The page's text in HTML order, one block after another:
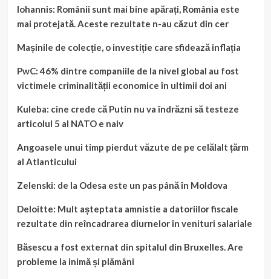
Iohannis: Românii sunt mai bine apărați, România este
mai protejată. Aceste rezultate n-au căzut din cer
Mașinile de colecție, o investiție care sfidează inflația
PwC: 46% dintre companiile de la nivel global au fost
victimele criminalității economice în ultimii doi ani
Kuleba: cine crede că Putin nu va îndrăzni să testeze
articolul 5 al NATO e naiv
Angoasele unui timp pierdut văzute de pe celălalt țărm
al Atlanticului
Zelenski: de la Odesa este un pas până în Moldova
Deloitte: Mult așteptata amnistie a datoriilor fiscale
rezultate din reîncadrarea diurnelor în venituri salariale
Băsescu a fost externat din spitalul din Bruxelles. Are
probleme la inimă și plămâni